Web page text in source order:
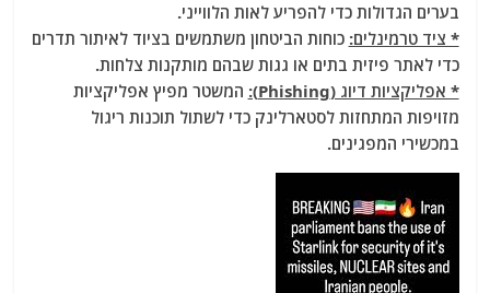
בערים הגדולות כדי להפריע לאות הלווייני.
* ציד טרמינלים: כוחות הביטחון משתמשים בציוד לאיתור תדרים
כדי לאתר פיזית בתים או גגות שבהם מותקנות צלחות.
* אפליקציות דיוג (Phishing):
המשטר מפיץ אפליקציות
מזויפות המתחזות לסטארלינק כדי לשתול תוכנות ריגול
במכשירי המפגינים.